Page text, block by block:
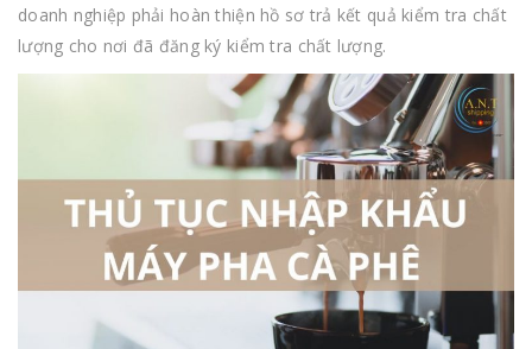
doanh nghiệp phải hoàn thiện hồ sơ trả kết quả kiểm tra chất
lượng cho nơi đã đăng ký kiểm tra chất lượng.